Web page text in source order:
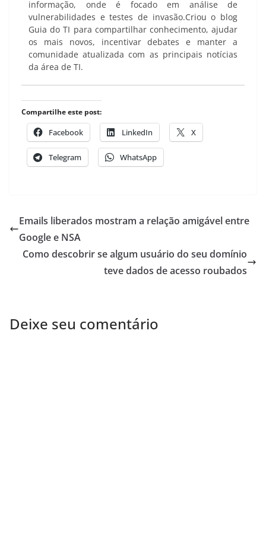
informação, onde é focado em análise de
vulnerabilidades e testes de invasão.Criou o blog
Guia do TI para compartilhar conhecimento, ajudar
os mais novos, incentivar debates e manter a
comunidade atualizada com as principais notícias
da área de TI.
Compartilhe este post:
Facebook LinkedIn X
Telegram WhatsApp
Emails liberados mostram a relação amigável entre
Google e NSA
Como descobrir se algum usuário do seu domínio
teve dados de acesso roubados
Deixe seu comentário